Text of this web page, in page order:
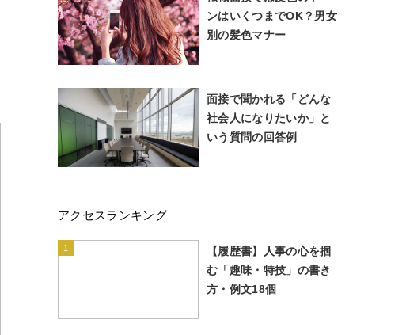
ンはいくつまでOK？男女
別の髪色マナー
面接で聞かれる「どんな
社会人になりたいか」と
いう質問の回答例
アクセスランキング
1
【履歴書】人事の心を掴
む「趣味・特技」の書き
方・例文18個